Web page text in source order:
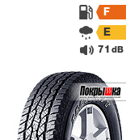
F
E
71 dB